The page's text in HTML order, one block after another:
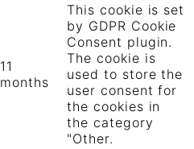
11
months
This cookie is set
by GDPR Cookie
Consent plugin.
The cookie is
used to store the
user consent for
the cookies in
the category
"Other.